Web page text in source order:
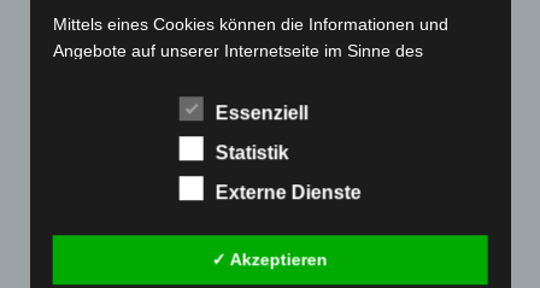
Juni 2022(167)
Mai 2022(177)
(189)
Dezember 2021(204)
Mittels eines Cookies können die Informationen und
Angebote auf unserer Internetseite im Sinne des
wie bereits erwähnt, die Benutzer unserer Internetseite
es, den Nutzern die Verwendung unserer Internetseite
zu erleichtern. Der Benutzer einer Internetseite, die
Besuch der Internetseite erneut seine Zugangsdaten
eingeben, weil dies von der Internetseite und dem auf
Essenziell
Statistik
Externe Dienste
✓ Akzeptieren